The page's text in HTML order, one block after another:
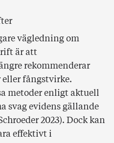
vägledning om
är att
rekommenderar
fångstvirke.
metoder enligt aktuell
svag evidens gällande
2023). Dock kan
effektivt i